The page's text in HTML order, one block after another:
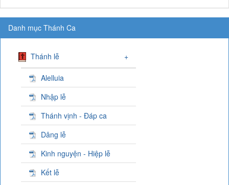
Danh mục Thánh Ca
Thánh lễ +
Alelluia
Nhập lễ
Thánh vịnh - Đáp ca
Dâng lễ
Kinh nguyện - Hiệp lễ
Kết lễ